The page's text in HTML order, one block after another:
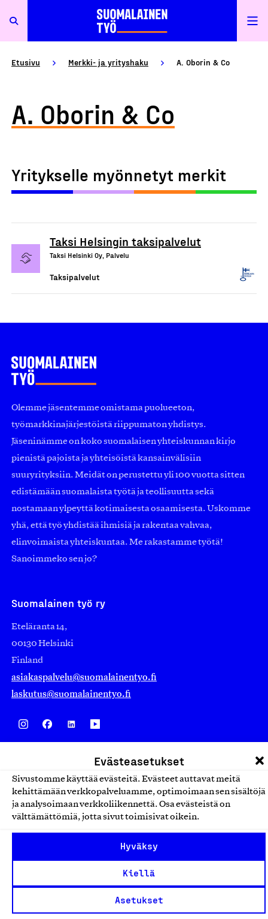
Evästeasetukset
Sivustomme käyttää evästeitä. Evästeet auttavat meitä
kehittämään verkkopalveluamme, optimoimaan sen sisältöjä
ja analysoimaan verkkoliikennettä. Osa evästeistä on
välttämättömiä, jotta sivut toimisivat oikein.
Hyväksy
Kiellä
Asetukset
Etusivu Merkki- ja yrityshaku A. Oborin & Co
A. Oborin & Co
Yritykselle myönnetyt merkit
Taksi Helsingin taksipalvelut
Taksi Helsinki Oy, Palvelu
Taksipalvelut
Olemme jäsentemme omistama puolueeton,
työmarkkinajärjestöistä riippumaton yhdistys.
Jäseninämme on koko suomalaisen yhteiskunnan kirjo
pienistä pajoista ja yhteisöistä kansainvälisiin
suuryrityksiin. Meidät on perustettu yli 100 vuotta sitten
edistämään suomalaista työtä ja teollisuutta sekä
nostamaan ylpeyttä kotimaisesta osaamisesta. Uskomme
yhä, että työ yhdistää ihmisiä ja rakentaa vahvaa,
elinvoimaista yhteiskuntaa. Me rakastamme työtä!
Sanoimmeko sen jo?
Suomalainen työ ry
Eteläranta 14,
00130 Helsinki
Finland
asiakaspalvelu@suomalainentyo.fi
laskutus@suomalainentyo.fi
Design From Finland
Yhteiskunnallinen Yritys -merkki